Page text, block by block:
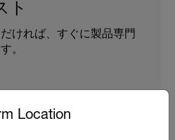
ト
ければ、すぐに製品専門
。
Location
and language from the